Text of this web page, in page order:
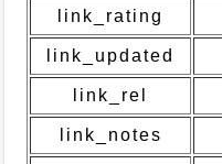
link_rating
link_updated
link_rel
link_notes